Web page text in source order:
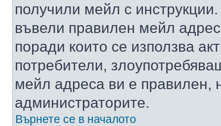
получили мейл с
въвели правилен мейл
поради които се използва
потребители,
мейл адреса ви е правилен,
администраторите.
Върнете се в началото